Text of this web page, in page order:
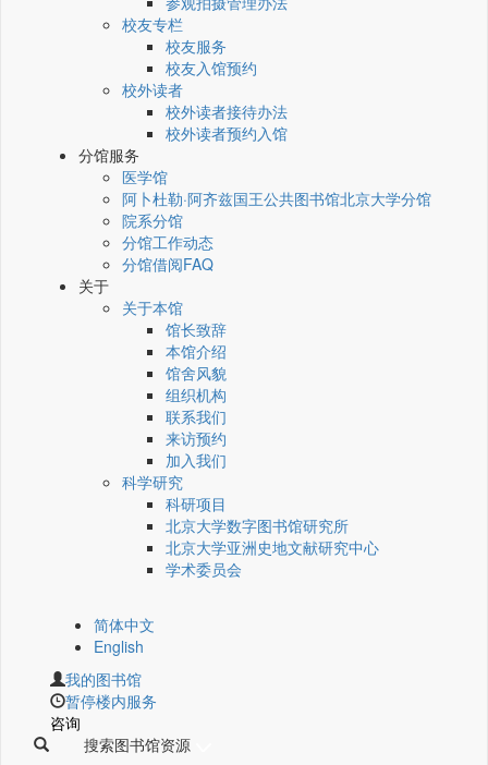
校友专栏
校友服务
校友入馆预约
校外读者
校外读者接待办法
校外读者预约入馆
分馆服务
医学馆
阿卜杜勒·阿齐兹国王公共图书馆北京大学分馆
院系分馆
分馆工作动态
分馆借阅FAQ
关于
关于本馆
馆长致辞
本馆介绍
馆舍风貌
组织机构
联系我们
来访预约
加入我们
科学研究
科研项目
北京大学数字图书馆研究所
北京大学亚洲史地文献研究中心
学术委员会
简体中文
English
我的图书馆
暂停楼内服务
咨询
搜索图书馆资源